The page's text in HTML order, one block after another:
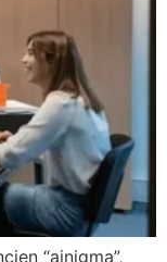
“ainigma”,